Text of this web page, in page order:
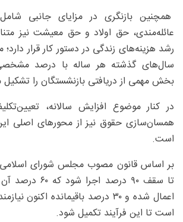
همچنین بازنگری در مزایای جانبی
عائله‌مندی، حق اولاد و حق معیشت نیز
رشد هزینه‌های زندگی در دستور کار قرار دارد؛
سال‌های گذشته هر ساله با درصد
بخش مهمی از دریافتی بازنشستگان را
در کنار موضوع افزایش سالانه،
همسان‌سازی حقوق نیز از محورهای اصلی
است.
بر اساس قانون مصوب مجلس شورای
تا سقف ۹۰ درصد
اعمال شده و ۳۰ درصد باقیمانده
است تا این فرآیند تکمیل شود.